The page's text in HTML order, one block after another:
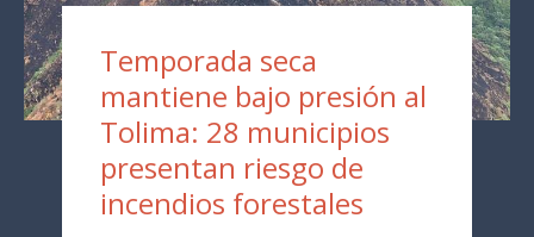
Temporada seca
mantiene bajo presión al
Tolima: 28 municipios
presentan riesgo de
incendios forestales